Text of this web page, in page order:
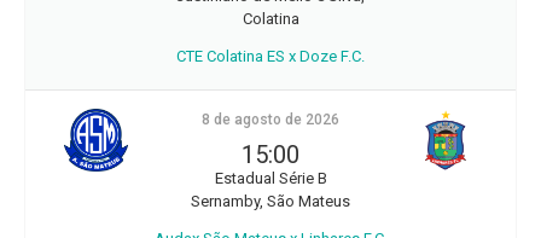
Colatina
CTE Colatina ES x Doze F.C.
8 de agosto de 2026
15:00
Estadual Série B
Sernamby, São Mateus